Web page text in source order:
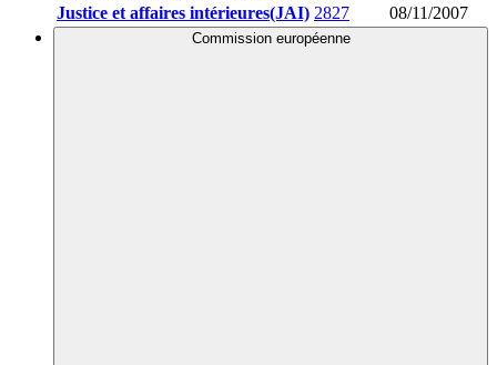
Justice et affaires intérieures(JAI) 2827 08/11/2007
Commission européenne